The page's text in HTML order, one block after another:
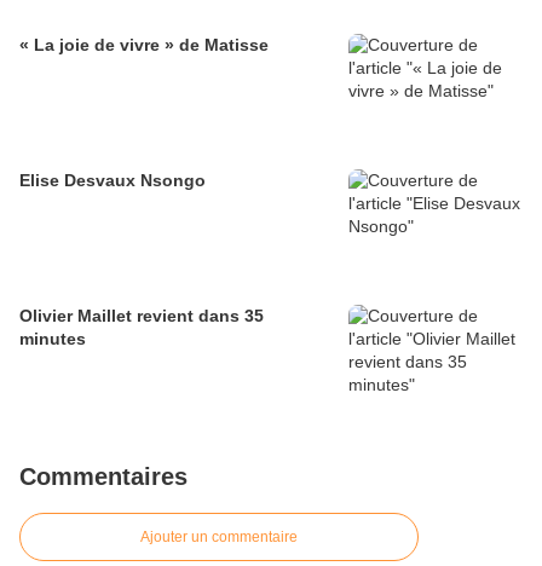
« La joie de vivre » de Matisse
Elise Desvaux Nsongo
Olivier Maillet revient dans 35
minutes
Commentaires
Ajouter un commentaire